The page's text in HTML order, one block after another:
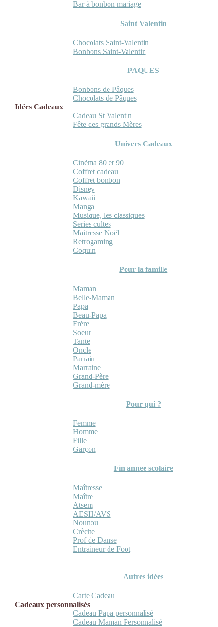
Bar à bonbon mariage
Saint Valentin
Chocolats Saint-Valentin
Bonbons Saint-Valentin
PAQUES
Bonbons de Pâques
Chocolats de Pâques
Idées Cadeaux
Cadeau St Valentin
Fête des grands Mères
Univers Cadeaux
Cinéma 80 et 90
Coffret cadeau
Coffret bonbon
Disney
Kawaii
Manga
Musique, les classiques
Series cultes
Maitresse Noël
Retrogaming
Coquin
Pour la famille
Maman
Belle-Maman
Papa
Beau-Papa
Frère
Soeur
Tante
Oncle
Parrain
Marraine
Grand-Père
Grand-mère
Pour qui ?
Femme
Homme
Fille
Garçon
Fin année scolaire
Maîtresse
Maître
Atsem
AESH/AVS
Nounou
Crèche
Prof de Danse
Entraineur de Foot
Autres idées
Carte Cadeau
Cadeaux personnalisés
Cadeau Papa personnalisé
Cadeau Maman Personnalisé